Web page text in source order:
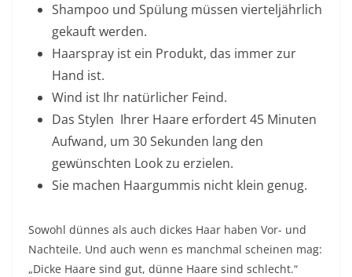
Shampoo und Spülung müssen vierteljährlich
gekauft werden.
Haarspray ist ein Produkt, das immer zur
Hand ist.
Wind ist Ihr natürlicher Feind.
Das Stylen Ihrer Haare erfordert 45 Minuten
Aufwand, um 30 Sekunden lang den
gewünschten Look zu erzielen.
Sie machen Haargummis nicht klein genug.
Sowohl dünnes als auch dickes Haar haben Vor- und
Nachteile. Und auch wenn es manchmal scheinen mag:
„Dicke Haare sind gut, dünne Haare sind schlecht.“